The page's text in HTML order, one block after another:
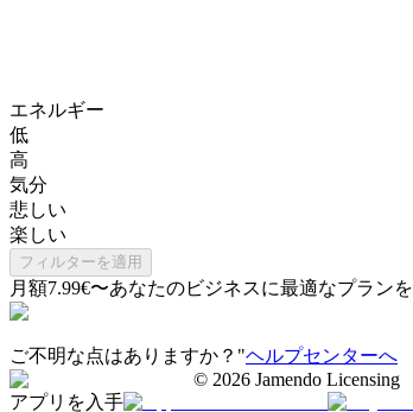
エネルギー
低
高
気分
悲しい
楽しい
フィルターを適用
月額7.99€〜あなたのビジネスに最適なプランを
ご不明な点はありますか？"ヘルプセンターへ
© 2026 Jamendo Licensing
アプリを入手